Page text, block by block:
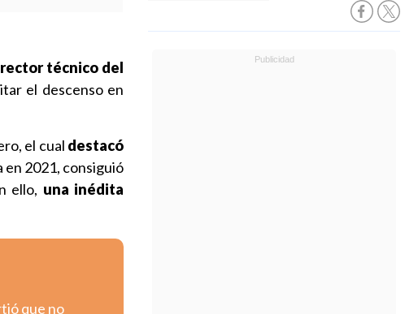
técnico del
el descenso en
el cual destacó
en 2021, consiguió
ello, una inédita
que no